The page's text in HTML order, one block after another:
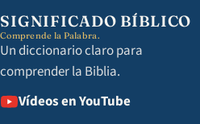
SIGNIFICADO BÍBLICO
Comprende la Palabra.
Un diccionario claro para
comprender la Biblia.
Vídeos en YouTube